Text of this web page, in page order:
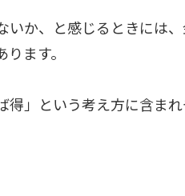
いか、と感じるときには
ます。
得」という考え方に含ま